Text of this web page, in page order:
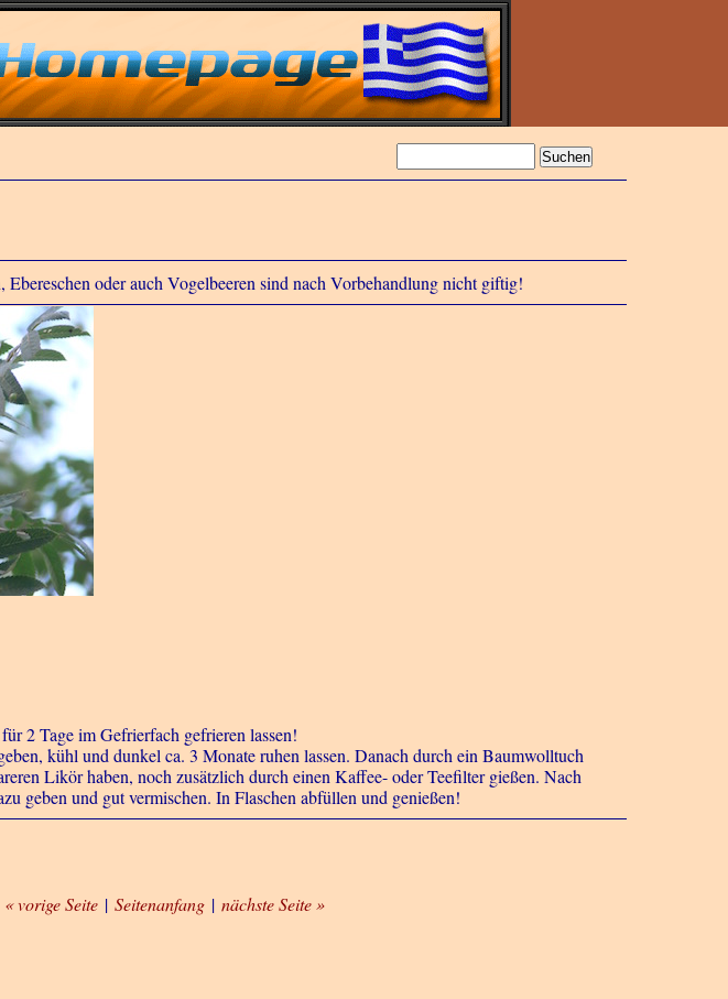
oder auch Vogelbeeren sind nach Vorbehandlung nicht giftig!
2 Tage im Gefrierfach gefrieren lassen!
kühl und dunkel ca. 3 Monate ruhen lassen. Danach durch ein Baumwolltuch
Likör haben, noch zusätzlich durch einen Kaffee- oder Teefilter gießen. Nach
geben und gut vermischen. In Flaschen abfüllen und genießen!
« vorige Seite | Seitenanfang | nächste Seite »